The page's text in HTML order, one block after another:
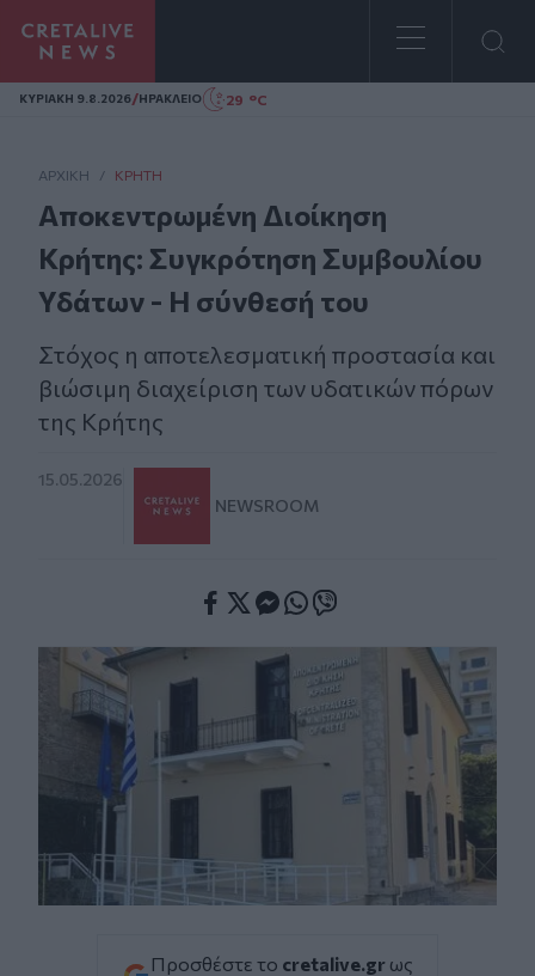
Homepage
ΚΥΡΙΑΚΗ 9.8.2026/ΗΡΑΚΛΕΙΟ 29 °C
ΑΡΧΙΚΗ / ΚΡΉΤΗ
Αποκεντρωμένη Διοίκηση
Κρήτης: Συγκρότηση Συμβουλίου
Υδάτων - Η σύνθεσή του
Στόχος η αποτελεσματική προστασία και
βιώσιμη διαχείριση των υδατικών πόρων
της Κρήτης
15.05.2026
NEWSROOM
Προσθέστε το cretalive.gr ως